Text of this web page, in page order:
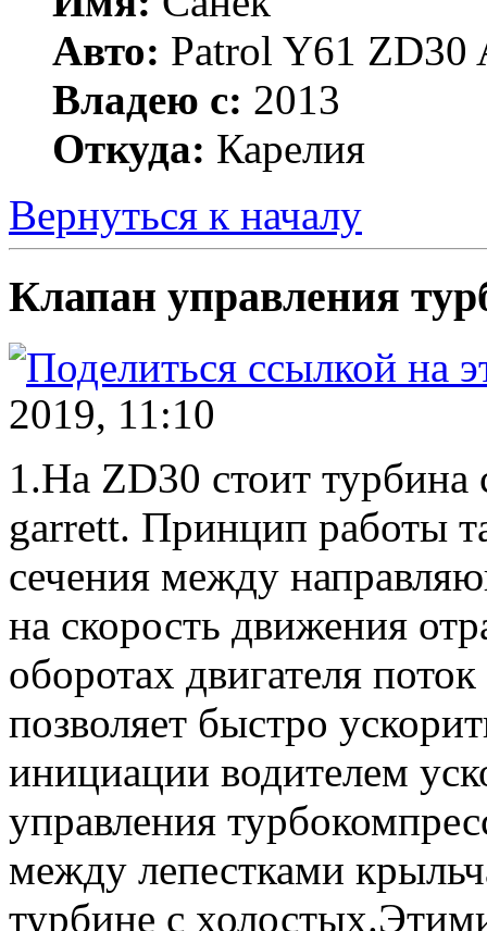
Авто: Patrol Y61 ZD30
Владею с: 2013
Откуда: Карелия
Вернуться к началу
Клапан управления
2019, 11:10
1.На ZD30 стоит турбина
garrett. Принцип работы
сечения между
на скорость движения
оборотах двигателя
позволяет быстро
инициации водителем
управления
между лепестками
турбине с